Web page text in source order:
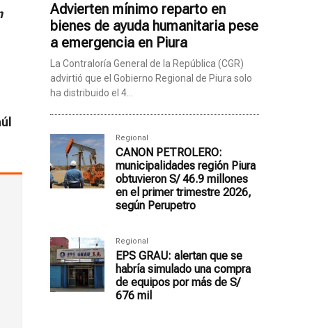
Advierten mínimo reparto en
bienes de ayuda humanitaria pese
a emergencia en Piura
La Contraloría General de la República (CGR)
advirtió que el Gobierno Regional de Piura solo
ha distribuido el 4...
Regional
CANON PETROLERO:
municipalidades región Piura
obtuvieron S/ 46.9 millones
en el primer trimestre 2026,
según Perupetro
Regional
EPS GRAU: alertan que se
habría simulado una compra
de equipos por más de S/
676 mil